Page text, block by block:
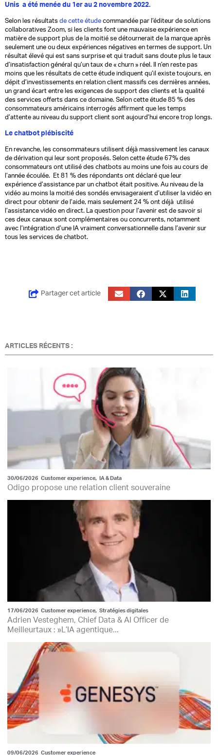
Unis a été menée du 1er au 2 novembre 2022.
Selon les résultats de cette étude commandée par l’éditeur de solutions
collaboratives Zoom, si les clients font une mauvaise expérience en
matière de support plus de la moitié se détournerait de la marque après
seulement une ou deux expériences négatives en termes de support. Un
résultat élevé qui est sans surprise et qui traduit sans doute plus le taux
d’insatisfaction général qu’un taux de « churn » réel. Il n’en reste pas
moins que les résultats de cette étude indiquent qu’il existe toujours, en
dépit d’investissements en relation client massifs ces dernières années,
un grand écart entre les exigences de support des clients et la qualité
des services offerts dans ce domaine. Selon cette étude 85 % des
consommateurs américains interrogés affirment que les temps
d’attente au niveau du support client sont aujourd’hui encore trop longs.
Le chatbot plébiscité
En revanche, les consommateurs utilisent déjà massivement les canaux
de dérivation qui leur sont proposés. Selon cette étude 67% des
consommateurs ont utilisé des chatbots au moins une fois au cours de
l’année écoulée. Et 81 % des répondants ont déclaré que leur
expérience d’assistance par un chatbot était positive. Au niveau de la
vidéo au moins la moitié des sondés envisageraient d’utiliser la vidéo en
direct pour obtenir de l’aide, mais seulement 24 % ont déjà utilisé
l’assistance vidéo en direct. La question pour l’avenir est de savoir si
ces deux canaux sont complémentaires ou concurrents, notamment
avec l’intégration d’une IA vraiment conversationnelle dans l’avenir sur
tous les services de chatbot.
Partager cet article
ARTICLES RÉCENTS :
30/06/2026 Customer experience, IA & Data
Odigo propose une relation client souveraine
17/06/2026 Customer experience, Stratégies digitales
Adrien Vesteghem, Chief Data & AI Officer de
Meilleurtaux : »L’IA agentique...
09/06/2026 Customer experience